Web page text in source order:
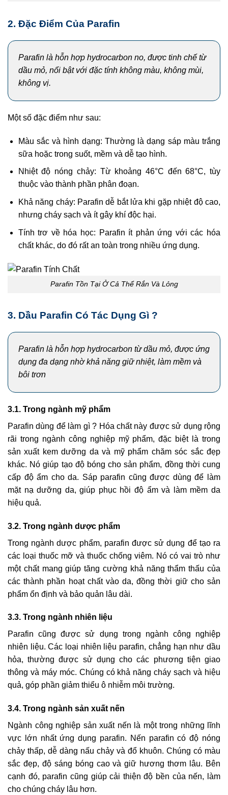
2. Đặc Điểm Của Parafin
Parafin là hỗn hợp hydrocarbon no, được tinh chế từ
dầu mỏ, nổi bật với đặc tính không màu, không mùi,
không vị.
Một số đặc điểm như sau:
Màu sắc và hình dạng: Thường là dạng sáp màu trắng
sữa hoặc trong suốt, mềm và dễ tạo hình.
Nhiệt độ nóng chảy: Từ khoảng 46°C đến 68°C, tùy
thuộc vào thành phần phân đoạn.
Khả năng cháy: Parafin dễ bắt lửa khi gặp nhiệt độ cao,
nhưng cháy sạch và ít gây khí độc hại.
Tính trơ về hóa học: Parafin ít phản ứng với các hóa
chất khác, do đó rất an toàn trong nhiều ứng dụng.
Parafin Tồn Tại Ở Cả Thể Rắn Và Lỏng
3. Dầu Parafin Có Tác Dụng Gì ?
Parafin là hỗn hợp hydrocarbon từ dầu mỏ, được ứng
dụng đa dạng nhờ khả năng giữ nhiệt, làm mềm và
bôi trơn
3.1. Trong ngành mỹ phẩm
Parafin dùng để làm gì ? Hóa chất này được sử dụng rộng
rãi trong ngành công nghiệp mỹ phẩm, đặc biệt là trong
sản xuất kem dưỡng da và mỹ phẩm chăm sóc sắc đẹp
khác. Nó giúp tạo độ bóng cho sản phẩm, đồng thời cung
cấp độ ẩm cho da. Sáp parafin cũng được dùng để làm
mặt nạ dưỡng da, giúp phục hồi độ ẩm và làm mềm da
hiệu quả.
3.2. Trong ngành dược phẩm
Trong ngành dược phẩm, parafin được sử dụng để tạo ra
các loại thuốc mỡ và thuốc chống viêm. Nó có vai trò như
một chất mang giúp tăng cường khả năng thẩm thấu của
các thành phần hoạt chất vào da, đồng thời giữ cho sản
phẩm ổn định và bảo quản lâu dài.
3.3. Trong ngành nhiên liệu
Parafin cũng được sử dụng trong ngành công nghiệp
nhiên liệu. Các loại nhiên liệu parafin, chẳng hạn như dầu
hỏa, thường được sử dụng cho các phương tiện giao
thông và máy móc. Chúng có khả năng cháy sạch và hiệu
quả, góp phần giảm thiểu ô nhiễm môi trường.
3.4. Trong ngành sản xuất nến
Ngành công nghiệp sản xuất nến là một trong những lĩnh
vực lớn nhất ứng dụng parafin. Nến parafin có độ nóng
chảy thấp, dễ dàng nấu chảy và đổ khuôn. Chúng có màu
sắc đẹp, độ sáng bóng cao và giữ hương thơm lâu. Bên
cạnh đó, parafin cũng giúp cải thiện độ bền của nến, làm
cho chúng cháy lâu hơn.